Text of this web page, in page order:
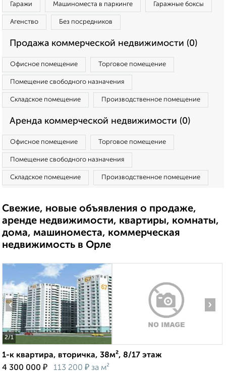
Гаражи Машиноместа в паркинге Гаражные боксы
Агенство Без посредников
Продажа коммерческой недвижимости (0)
Офисное помещение Торговое помещение
Помещение свободного назначения
Складское помещение Производственное помещение
Аренда коммерческой недвижимости (0)
Офисное помещение Торговое помещение
Помещение свободного назначения
Складское помещение Производственное помещение
Свежие, новые объявления о продаже,
аренде недвижимости, квартиры, комнаты,
дома, машиноместа, коммерческая
недвижимость в Орле
2/1
‹ ›
1-к квартира, вторичка, 38м², 8/17 этаж
4 300 000 ₽ 113 200 ₽ за м²